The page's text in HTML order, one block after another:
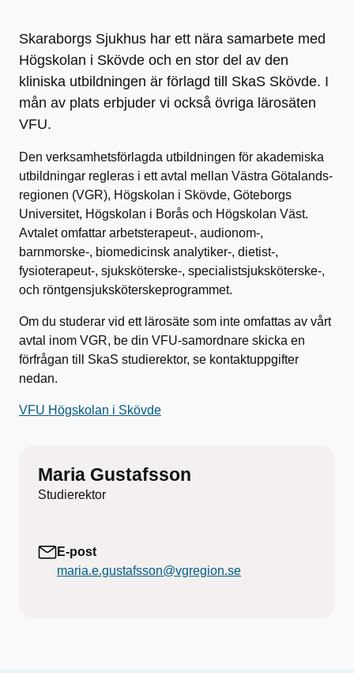
Skaraborgs Sjukhus har ett nära samarbete med
Högskolan i Skövde och en stor del av den
kliniska utbildningen är förlagd till SkaS Skövde. I
mån av plats erbjuder vi också övriga lärosäten
VFU.
Den verksamhetsförlagda utbildningen för akademiska
ut­bildningar regleras i ett avtal mellan Västra Götalands­
regionen (VGR), Högskolan i Skövde, Göteborgs
Universi­tet, Högskolan i Borås och Högskolan Väst.
Avtalet omfattar arbetsterapeut-, audionom-,
barnmorske-, biomedicinsk analytiker-, dietist-,
fysioterapeut-, sjuksköterske-, specialist­sjuksköterske-,
och röntgensjuksköterskeprogrammet.
Om du studerar vid ett lärosäte som inte omfattas av vårt
avtal inom VGR, be din VFU-samordnare skicka en
förfrågan till SkaS studierektor, se kontaktuppgifter
nedan.
VFU Högskolan i Skövde
Maria Gustafsson
Studierektor
E-post
maria.e.gustafsson@vgregion.se